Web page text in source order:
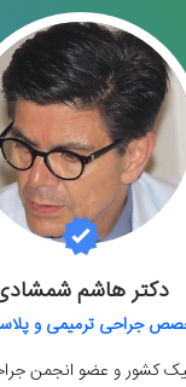
دکتر هاشم
جراحی ترمیمی و
کشور و عضو انجمن